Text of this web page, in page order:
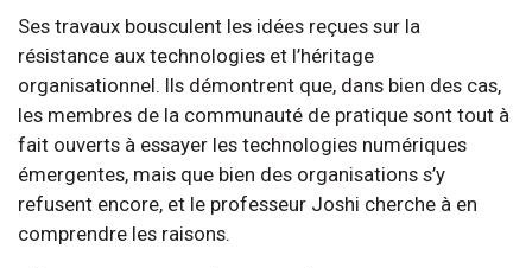
Ses travaux bousculent les idées reçues sur la
résistance aux technologies et l’héritage
organisationnel. Ils démontrent que, dans bien des cas,
les membres de la communauté de pratique sont tout à
fait ouverts à essayer les technologies numériques
émergentes, mais que bien des organisations s’y
refusent encore, et le professeur Joshi cherche à en
comprendre les raisons.